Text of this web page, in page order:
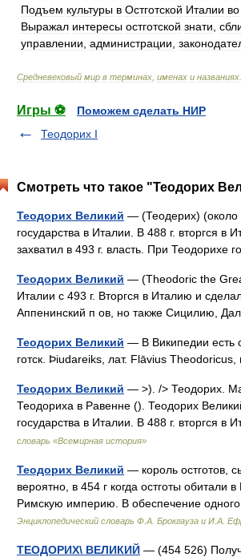
Подъем культуры в Остготской Италии во
Выражал интересы остготской знати
управлении администрации
Средневековый мир в терминах именах и названиях
Игры ⚽
Поможем сделать НИР
Теодорих I
Смотреть что такое "Теодорих
Теодорих Великий — (Теодерих) (около
государства в Италии. В 488 г. вторгся
захватил в 493 г. власть. При Теодорихе
Теодорих Великий — (Theodoric the
Италии с 493 г. Вторгся в Италию и
Аппенинский п ов, но также Сицилию,
Теодорих Великий — В Википедии есть
готск. Þiudareiks, лат. Flāvius
Теодорих Великий — >). /> Теодорих.
Теодориха в Равенне (). Теодорих
государства в Италии. В 488 г. вторгся
словарь «Всемирная история»
Теодорих Великий — король остготов,
вероятно, в 454 г когда остготы
Римскую империю. В обеспечение
Энциклопедический словарь Ф.А. Брокгауза и И.А.
ТЕОДОРИХ\ ВЕЛИКИЙ — (454 526)